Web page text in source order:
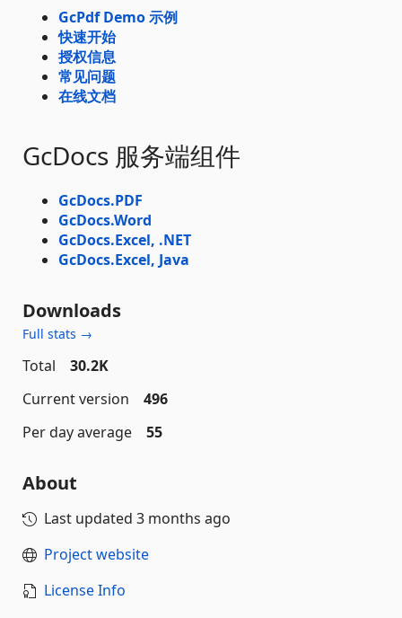
GcPdf Demo 示例
快速开始
授权信息
常见问题
在线文档
GcDocs 服务端组件
GcDocs.PDF
GcDocs.Word
GcDocs.Excel, .NET
GcDocs.Excel, Java
Downloads
Full stats →
Total
30.2K
Current version
496
Per day average
55
About
Last updated 3 months ago
Project website
License Info